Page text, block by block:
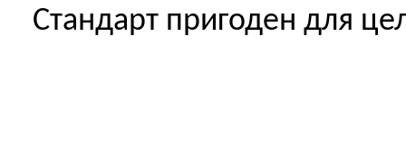
Стандарт пригоден для